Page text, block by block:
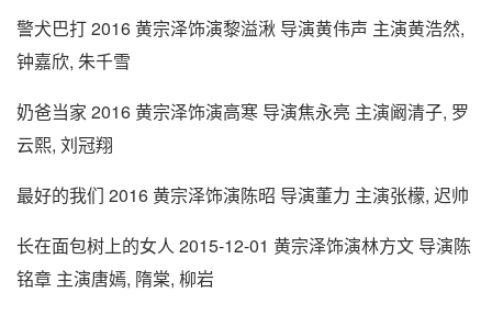
警犬巴打 2016 黄宗泽饰演黎溢湫 导演黄伟声 主演黄浩然,
钟嘉欣, 朱千雪
奶爸当家 2016 黄宗泽饰演高寒 导演焦永亮 主演阚清子, 罗
云熙, 刘冠翔
最好的我们 2016 黄宗泽饰演陈昭 导演董力 主演张檬, 迟帅
长在面包树上的女人 2015-12-01 黄宗泽饰演林方文 导演陈
铭章 主演唐嫣, 隋棠, 柳岩